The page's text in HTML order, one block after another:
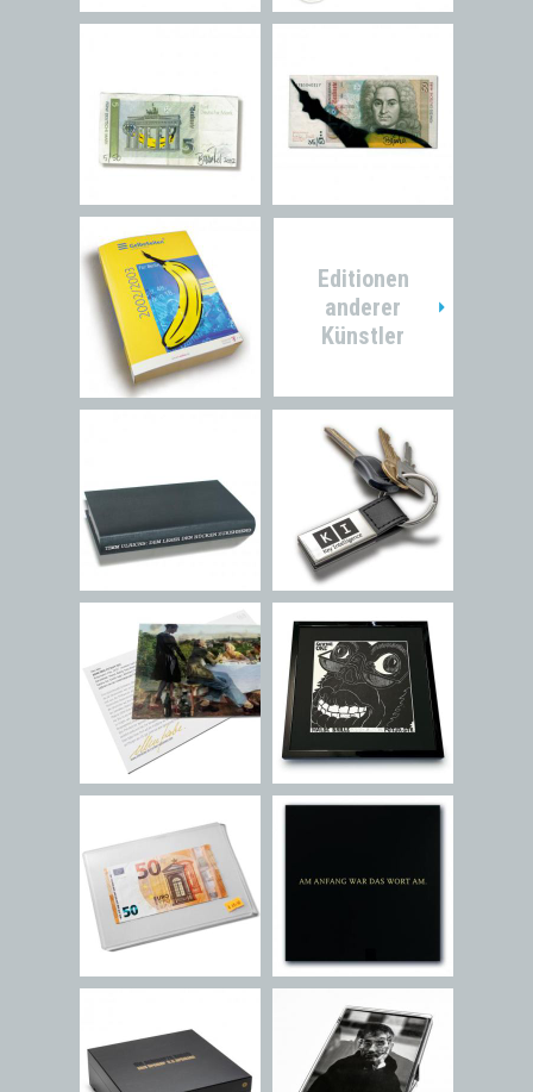
Editionen
anderer
Künstler